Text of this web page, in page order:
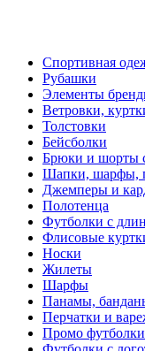
Спортивная
Рубашки
Элементы
Ветровки,
Толстовки
Бейсболки
Брюки и шорты
Шапки, шарфы,
Джемперы и
Полотенца
Футболки с
Флисовые
Носки
Жилеты
Шарфы
Панамы,
Перчатки и
Промо футболки